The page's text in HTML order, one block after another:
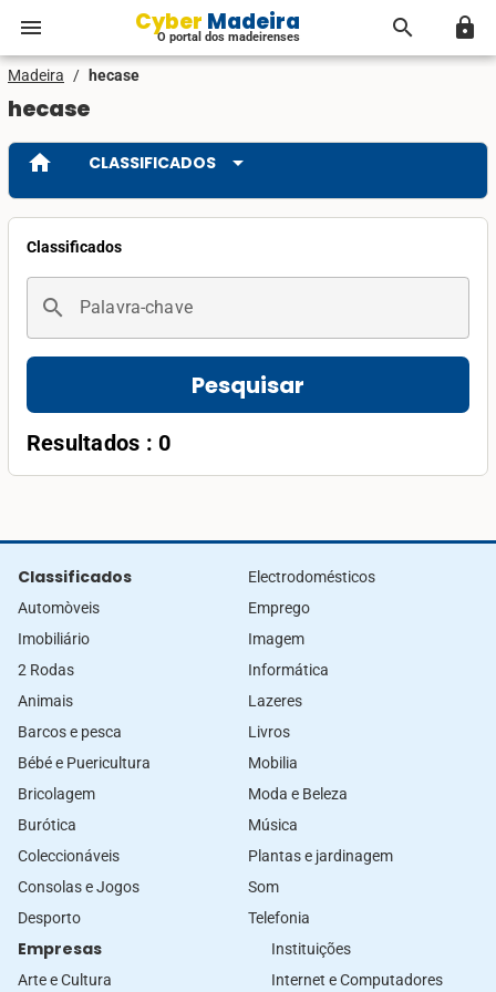
menu Cyber Madeira
O portal dos madeirenses search lock
Madeira / hecase
hecase
home CLASSIFICADOS arrow_drop_down
Classificados
search Palavra-chave
Pesquisar
Resultados : 0
Classificados
Automòveis
Imobiliário
2 Rodas
Animais
Barcos e pesca
Bébé e Puericultura
Bricolagem
Burótica
Coleccionáveis
Consolas e Jogos
Desporto
Electrodomésticos
Emprego
Imagem
Informática
Lazeres
Livros
Mobilia
Moda e Beleza
Música
Plantas e jardinagem
Som
Telefonia
Empresas
Arte e Cultura
Instituições
Internet e Computadores